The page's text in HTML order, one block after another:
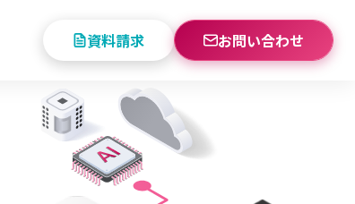
資料請求 お問い合わせ